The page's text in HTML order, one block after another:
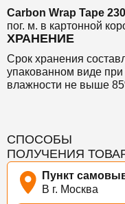
Carbon Wrap Tape
пог. м. в картонной
ХРАНЕНИЕ
Срок хранения
упакованном виде
влажности не выше
СПОСОБЫ
ПОЛУЧЕНИЯ
Пункт
В г. Москва